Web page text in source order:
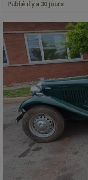
Publié il y a 30 jours